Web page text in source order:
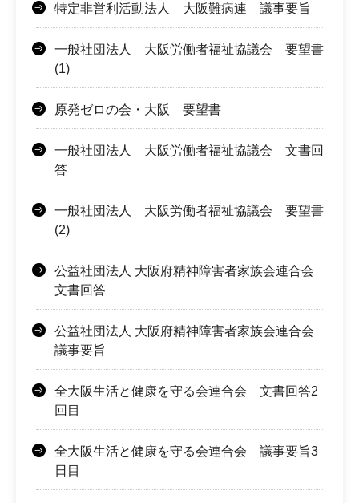
特定非営利活動法人 大阪難病連 議事要旨
一般社団法人 大阪労働者福祉協議会 要望書
(1)
原発ゼロの会・大阪 要望書
一般社団法人 大阪労働者福祉協議会 文書回
答
一般社団法人 大阪労働者福祉協議会 要望書
(2)
公益社団法人 大阪府精神障害者家族会連合会
文書回答
公益社団法人 大阪府精神障害者家族会連合会
議事要旨
全大阪生活と健康を守る会連合会 文書回答2
回目
全大阪生活と健康を守る会連合会 議事要旨3
日目